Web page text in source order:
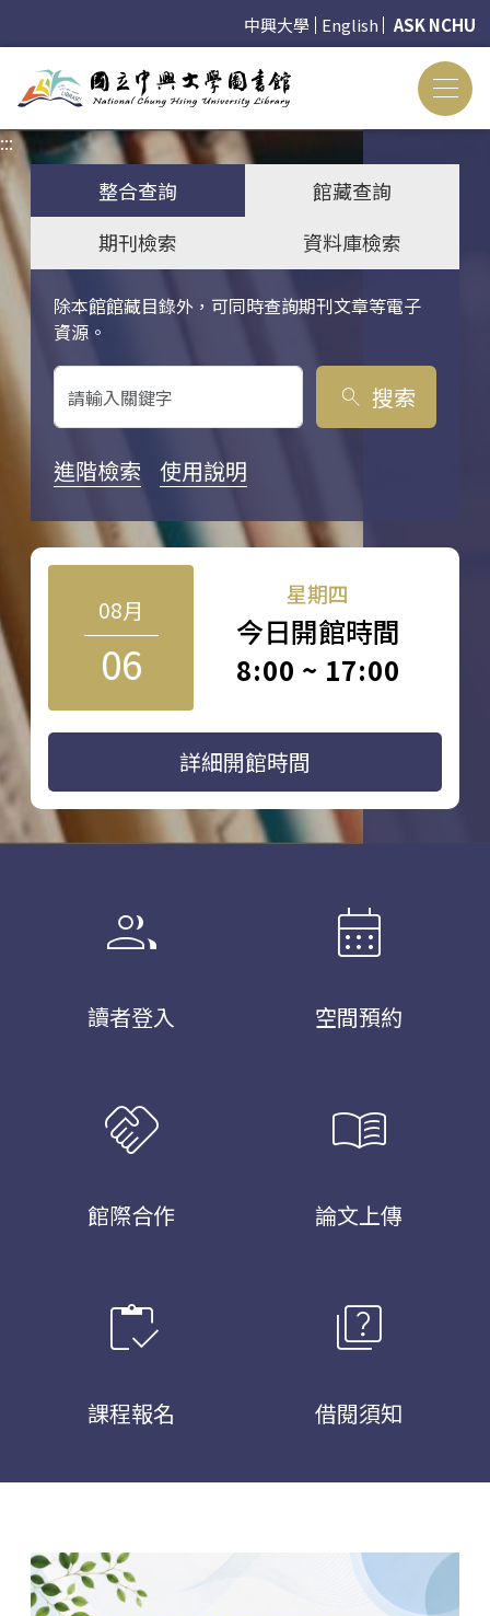
中興大學 English ASK NCHU
:::
整合查詢
館藏查詢
期刊檢索
資料庫檢索
除本館館藏目錄外，可同時查詢期刊文章等電子
資源。
關鍵字搜尋
search 搜索
進階檢索 使用說明
08月
06
星期四
今日開館時間
8:00 ~ 17:00
詳細開館時間
group
讀者登入
calendar_month
空間預約
handshake
館際合作
menu_book
論文上傳
inventory
課程報名
quiz
借閱須知